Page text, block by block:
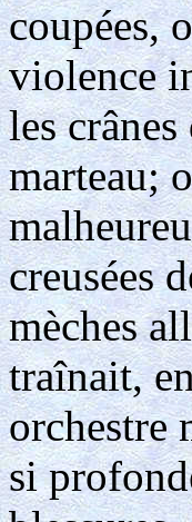
coupées,
violence
les
marteau;
creusées
mèches
traînait,
orchestre
si